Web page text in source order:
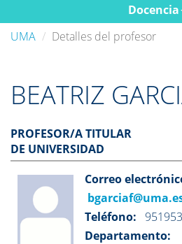
Docencia
UMA
Detalles del profesor
BEATRIZ
PROFESOR/A TITULAR
DE UNIVERSIDAD
Correo
Teléfono:
Departamento: